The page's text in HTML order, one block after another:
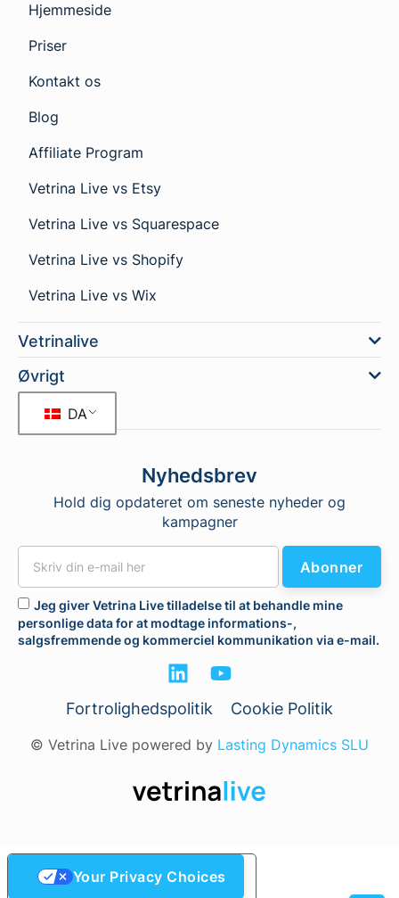
Hjemmeside
Priser
Kontakt os
Blog
Affiliate Program
Vetrina Live vs Etsy
Vetrina Live vs Squarespace
Vetrina Live vs Shopify
Vetrina Live vs Wix
Vetrinalive
Øvrigt
DA
Nyhedsbrev
Hold dig opdateret om seneste nyheder og
kampagner
Jeg giver Vetrina Live tilladelse til at behandle mine
personlige data for at modtage informations-,
salgsfremmende og kommerciel kommunikation via e-mail.
Abonner
Fortrolighedspolitik Cookie Politik
© Vetrina Live powered by Lasting Dynamics SLU
Your Privacy Choices